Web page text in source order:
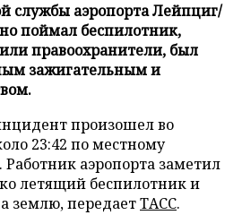
службы аэропорта Лейпциг/
поймал беспилотник,
правоохранители, был
зажигательным и
произошел во
23:42 по местному
аэропорта заметил
летящий беспилотник и
землю, передаетТАСС.